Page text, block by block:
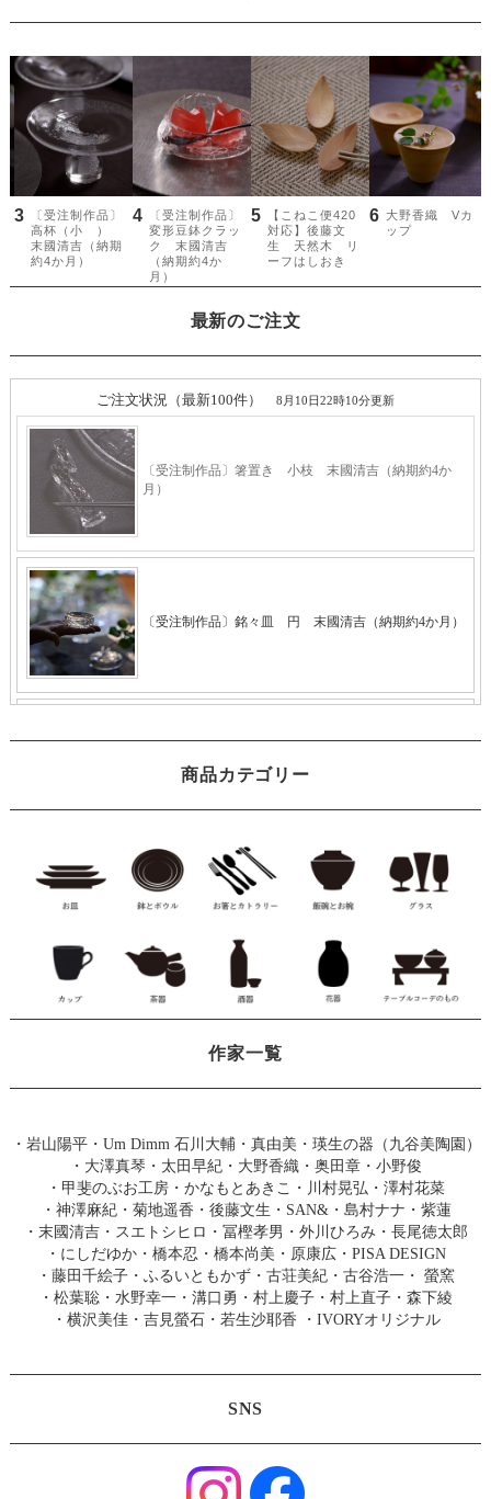
最新のご注文
商品カテゴリー
作家一覧
・ 岩山陽平・ Um Dimm 石川大輔・真由美 ・ 瑛生の器（九谷美陶園）
・ 大澤真琴 ・ 太田早紀 ・ 大野香織 ・ 奥田章 ・ 小野俊
・ 甲斐のぶお工房 ・ かなもとあきこ ・ 川村晃弘 ・ 澤村花菜
・ 神澤麻紀・ 菊地遥香 ・ 後藤文生 ・ SAN& ・ 島村ナナ ・ 紫蓮
・ 末國清吉 ・ スエトシヒロ ・ 冨樫孝男 ・ 外川ひろみ ・ 長尾徳太郎
・ にしだゆか ・ 橋本忍 ・ 橋本尚美 ・ 原康広 ・ PISA DESIGN
・ 藤田千絵子 ・ ふるいともかず ・ 古荘美紀 ・ 古谷浩一 ・ 螢窯
・ 松葉聡 ・ 水野幸一 ・ 溝口勇 ・ 村上慶子 ・ 村上直子 ・ 森下綾
・ 横沢美佳・ 吉見螢石・ 若生沙耶香 ・ IVORYオリジナル
SNS